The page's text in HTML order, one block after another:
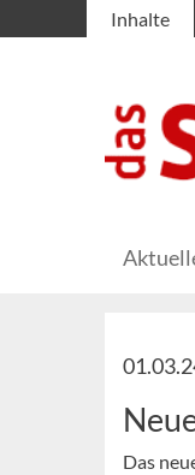
Inhalte
Das